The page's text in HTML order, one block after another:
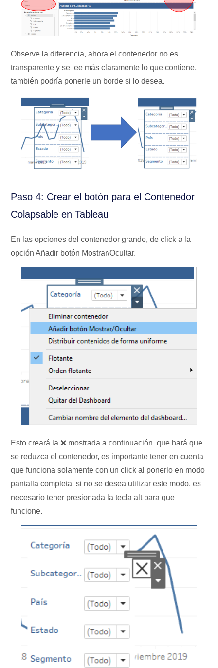
Observe la diferencia, ahora el contenedor no es
transparente y se lee más claramente lo que contiene,
también podría ponerle un borde si lo desea.
Paso 4: Crear el botón para el Contenedor
Colapsable en Tableau
En las opciones del contenedor grande, de click a la
opción Añadir botón Mostrar/Ocultar.
Esto creará la ❌ mostrada a continuación, que hará que
se reduzca el contenedor, es importante tener en cuenta
que funciona solamente con un click al ponerlo en modo
pantalla completa, si no se desea utilizar este modo, es
necesario tener presionada la tecla alt para que
funcione.